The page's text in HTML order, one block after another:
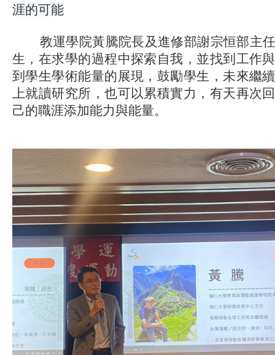
涯的可能
教運學院黃騰院長及進修部謝宗恒部主任
生，在求學的過程中探索自我，並找到工作
到學生學術能量的展現，鼓勵學生，未來繼
上就讀研究所，也可以累積實力，有天再次
己的職涯添加能力與能量。